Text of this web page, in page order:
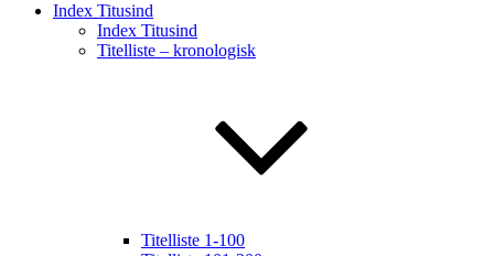
Index Titusind
Index Titusind
Titelliste – kronologisk
Titelliste 1-100